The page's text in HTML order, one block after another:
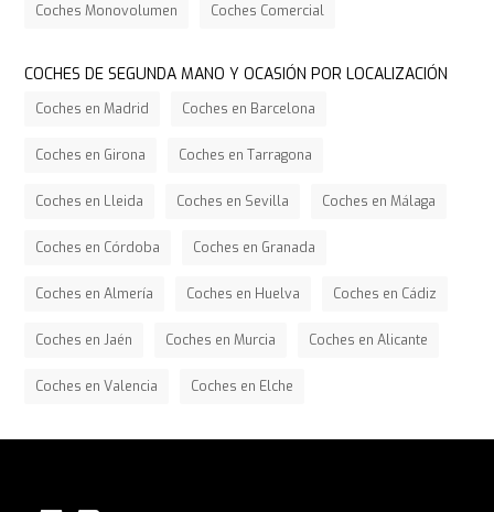
Coches Monovolumen Coches Comercial
COCHES DE SEGUNDA MANO Y OCASIÓN POR LOCALIZACIÓN
Coches en Madrid Coches en Barcelona
Coches en Girona Coches en Tarragona
Coches en Lleida Coches en Sevilla Coches en Málaga
Coches en Córdoba Coches en Granada
Coches en Almería Coches en Huelva Coches en Cádiz
Coches en Jaén Coches en Murcia Coches en Alicante
Coches en Valencia Coches en Elche